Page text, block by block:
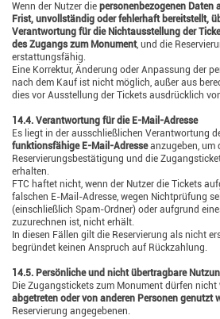
Wenn der Nutzer die personenbezogenen Daten
Frist, unvollständig oder fehlerhaft bereitstellt,
Verantwortung für die Nichtausstellung der
des Zugangs zum Monument, und die
erstattungsfähig.
Eine Korrektur, Änderung oder Anpassung der
nach dem Kauf ist nicht möglich, außer aus
dies vor Ausstellung der Tickets ausdrücklich
14.4. Verantwortung für die E-Mail-Adresse
Es liegt in der ausschließlichen Verantwortung
funktionsfähige E-Mail-Adresseanzugeben, um
Reservierungsbestätigung und die
erhalten.
FTC haftet nicht, wenn der Nutzer die Tickets
falschen E-Mail-Adresse, wegen Nichtprüfung
(einschließlich Spam-Ordner) oder aufgrund
zuzurechnen ist, nicht erhält.
In diesen Fällen gilt die Reservierung als nicht
begründet keinen Anspruch auf Rückzahlung.
14.5. Persönliche und nicht übertragbare
Die Zugangstickets zum Monument dürfen nicht
abgetreten oder von anderen Personen genutzt
Reservierung angegebenen.